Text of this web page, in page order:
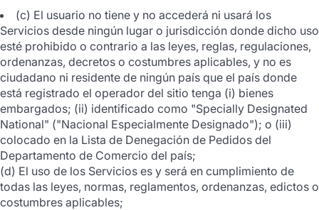
(c) El usuario no tiene y no accederá ni usará los
Servicios desde ningún lugar o jurisdicción donde dicho uso
esté prohibido o contrario a las leyes, reglas, regulaciones,
ordenanzas, decretos o costumbres aplicables, y no es
ciudadano ni residente de ningún país que el país donde
está registrado el operador del sitio tenga (i) bienes
embargados; (ii) identificado como "Specially Designated
National" ("Nacional Especialmente Designado"); o (iii)
colocado en la Lista de Denegación de Pedidos del
Departamento de Comercio del país;
(d) El uso de los Servicios es y será en cumplimiento de
todas las leyes, normas, reglamentos, ordenanzas, edictos o
costumbres aplicables;